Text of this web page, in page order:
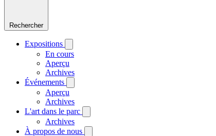
Rechercher
Expositions
En cours
Aperçu
Archives
Événements
Aperçu
Archives
L'art dans le parc
Archives
À propos de nous